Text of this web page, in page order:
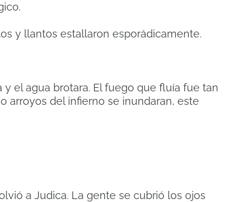
y llantos estallaron esporádicamente.
el agua brotara. El fuego que fluía fue tan
arroyos del infierno se inundaran, este
a Judica. La gente se cubrió los ojos